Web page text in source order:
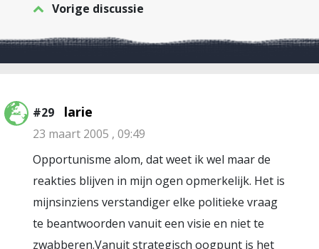
Vorige discussie
#29 larie
23 maart 2005 , 09:49
Opportunisme alom, dat weet ik wel maar de
reakties blijven in mijn ogen opmerkelijk. Het is
mijnsinziens verstandiger elke politieke vraag
te beantwoorden vanuit een visie en niet te
zwabberen.Vanuit strategisch oogpunt is het